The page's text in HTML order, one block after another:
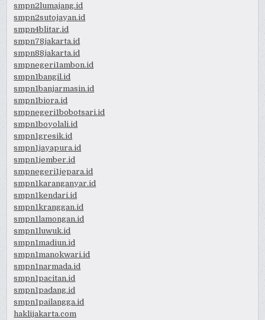
smpn2lumajang.id
smpn2sutojayan.id
smpn4blitar.id
smpn78jakarta.id
smpn88jakarta.id
smpnegeri1ambon.id
smpn1bangil.id
smpn1banjarmasin.id
smpn1biora.id
smpnegeri1bobotsari.id
smpn1boyolali.id
smpn1gresik.id
smpn1jayapura.id
smpn1jember.id
smpnegeri1jepara.id
smpn1karanganyar.id
smpn1kendari.id
smpn1kranggan.id
smpn1lamongan.id
smpn1luwuk.id
smpn1madiun.id
smpn1manokwari.id
smpn1narmada.id
smpn1pacitan.id
smpn1padang.id
smpn1pailangga.id
haklijakarta.com